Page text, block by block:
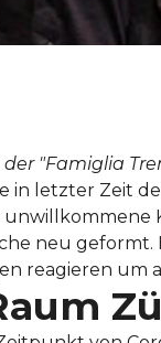
"Famiglia
in letzter Zeit
neu
reagieren um